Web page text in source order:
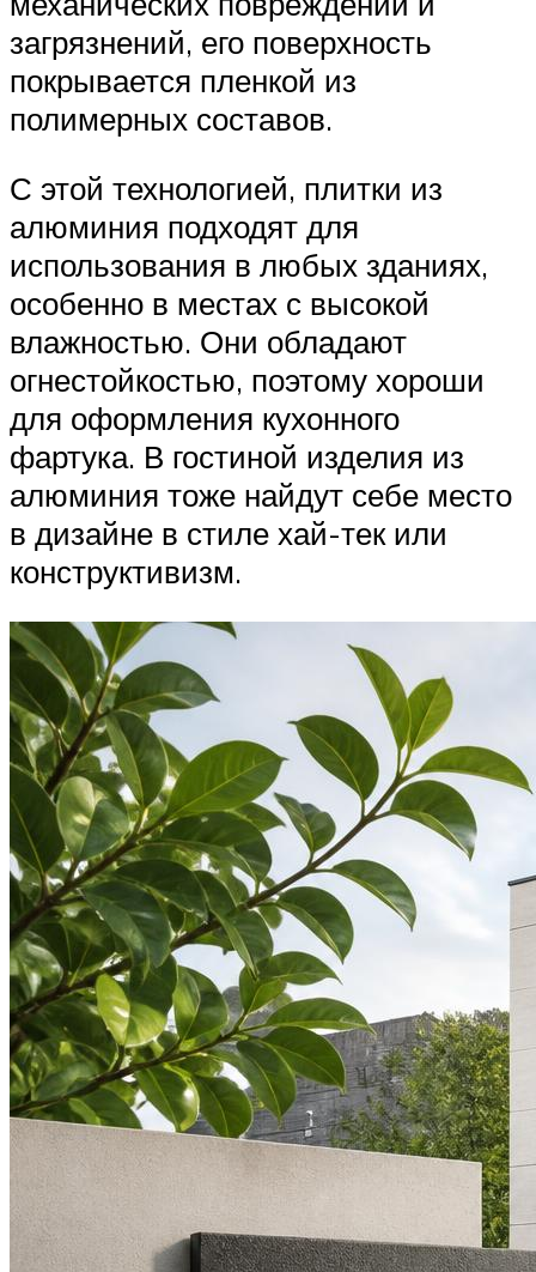
загрязнений, его поверхность
покрывается пленкой из
полимерных составов.
С этой технологией, плитки из
алюминия подходят для
использования в любых зданиях,
особенно в местах с высокой
влажностью. Они обладают
огнестойкостью, поэтому хороши
для оформления кухонного
фартука. В гостиной изделия из
алюминия тоже найдут себе место
в дизайне в стиле хай-тек или
конструктивизм.